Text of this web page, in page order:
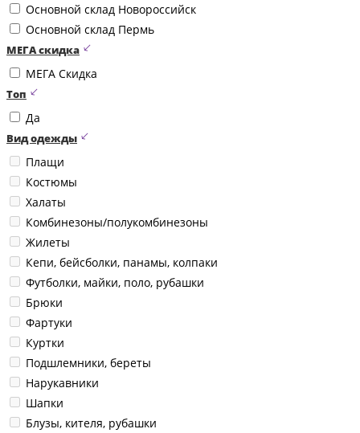
Основной склад Новороссийск
Основной склад Пермь
МЕГА скидка
МЕГА Скидка
Топ
Да
Вид одежды
Плащи
Костюмы
Халаты
Комбинезоны/полукомбинезоны
Жилеты
Кепи, бейсболки, панамы, колпаки
Футболки, майки, поло, рубашки
Брюки
Фартуки
Куртки
Подшлемники, береты
Нарукавники
Шапки
Блузы, кителя, рубашки